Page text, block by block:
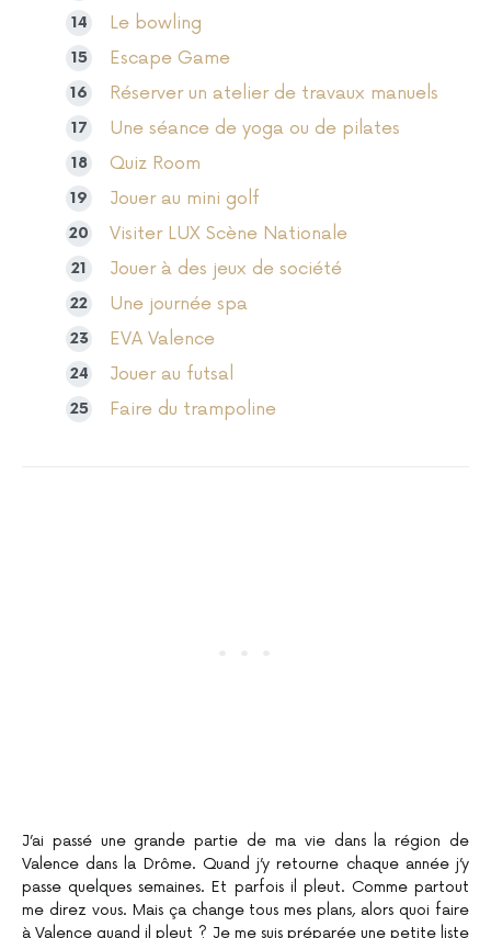
Le bowling
Escape Game
Réserver un atelier de travaux manuels
Une séance de yoga ou de pilates
Quiz Room
Jouer au mini golf
Visiter LUX Scène Nationale
Jouer à des jeux de société
Une journée spa
EVA Valence
Jouer au futsal
Faire du trampoline
J’ai passé une grande partie de ma vie dans la région de
Valence dans la Drôme. Quand j’y retourne chaque année j’y
passe quelques semaines. Et parfois il pleut. Comme partout
me direz vous. Mais ça change tous mes plans, alors quoi faire
à Valence quand il pleut ? Je me suis préparée une petite liste